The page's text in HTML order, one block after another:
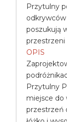
Przytulny
odkrywców
poszukują
przestrzeni
OPIS
Przytulny
miejsce do
przestrzeń